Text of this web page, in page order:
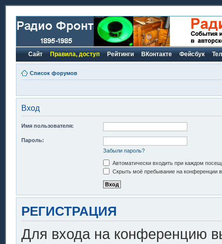
Сайт Правила, доступ Рейтинги ВКонтакте Фейсбук
Список форумов
Вход
Имя пользователя:
Пароль:
Забыли пароль?
Автоматически входить при каждом
Скрыть моё пребывание на конференции в
РЕГИСТРАЦИЯ
Для входа на конференцию